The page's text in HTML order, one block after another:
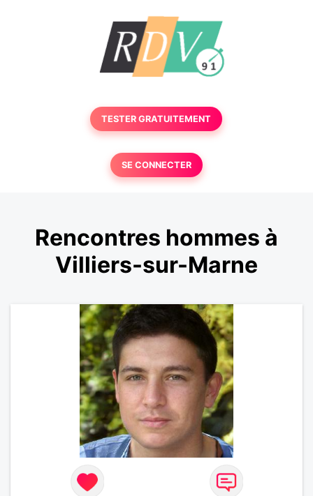
TESTER GRATUITEMENT
SE CONNECTER
Rencontres hommes à
Villiers-sur-Marne